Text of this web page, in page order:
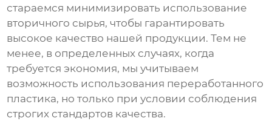
стараемся минимизировать использование
вторичного сырья, чтобы гарантировать
высокое качество нашей продукции. Тем не
менее, в определенных случаях, когда
требуется экономия, мы учитываем
возможность использования переработанного
пластика, но только при условии соблюдения
строгих стандартов качества.